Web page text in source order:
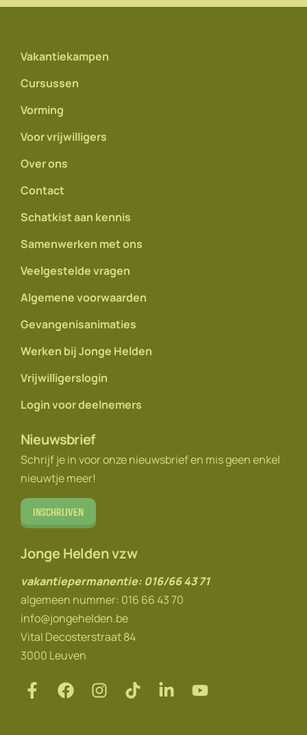
Vakantiekampen
Cursussen
Vorming
Voor vrijwilligers
Over ons
Contact
Schatkist aan kennis
Samenwerken met ons
Veelgestelde vragen
Algemene voorwaarden
Gevangenisanimaties
Werken bij Jonge Helden
Vrijwilligerslogin
Login voor deelnemers
Nieuwsbrief
Schrijf je in voor onze nieuwsbrief en mis geen enkel
nieuwtje meer!
Inschrijven
Jonge Helden vzw
vakantiepermanentie: 016/66 43 71
algemeen nummer: 016 66 43 70
info@jongehelden.be
Vital Decosterstraat 84
3000 Leuven